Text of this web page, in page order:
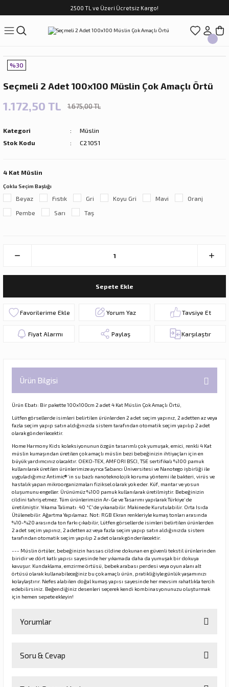
2500 TL ve Üzeri Ücretsiz Kargo!
Geri Dön
Takımları
Takımları
Geri Dön
Geri Dön
Geri Dön
Geri Dön
Geri Dön
Geri Dön
%30
Seçmeli 2 Adet 100x100 Müslin Çok Amaçlı Örtü
1.172,50 TL 1.675,00 TL
Kategori
Müslin
Stok Kodu
C21051
4 Kat Müslin
Çoklu Seçim Başlığı
Beyaz Fıstık Gri Koyu Gri Mavi
Oranj
Pembe
Sarı Taş
Sepete Ekle
Yorum Yaz Tavsiye Et
Fiyat Alarmı Paylaş Karşılaştır
Ürün Bilgisi
Ürün Ebatı: Bir pakette 100x100cm 2 adet 4 Kat Müslin Çok Amaçlı Örtü,
Lütfen görsellerde isimleri belirtilen ürünlerden 2 adet seçim yapınız, 2 adetten az veya
fazla seçim yapıp satın aldığınızda sistem tarafından otomatik seçim yapılıp 2 adet
olarak gönderilecektir.
Home Harmony Kids koleksiyonunun özgün tasarımlı çok yumuşak, emici, renkli 4 Kat
müslin kumaşından üretilen çok amaçlı müslin bezi bebeğinizin ihtiyaçları için en
büyük yardımcınız olacaktır. OEKO-TEX, AMFORI BSCI, TSE sertifikalı %100 pamuk
kullanılarak üretilen ürünlerimize ayrıca Sabancı Üniversitesi ve Nanotego işbirliği ile
uyguladığımız Antimic®️’in su bazlı nanoteknolojik koruma yöntemi ile bakteri, virüs ve
hastalık yapan mikroorganizmaları fiziksel olarak yok eder. Küf, mantar ve yosun
oluşumunu engeller. Ürünümüz %100 pamuk kullanılarak üretilmiştir. Bebeğinizin
cildini tahriş etmez. Tüm ürünlerimizin Ar-Ge ve Tasarımı yapılarak Türkiye’de
üretilmiştir. Yıkama Talimatı: 40 °C'de yıkanabilir. Makinede Kurutulabilir. Orta Isıda
Ütülenebilir. Ağartma Yapılamaz. Not: RGB Ekran renkleriyle kumaş tonları arasında
%10-%20 arasında ton farkı çıkabilir, Lütfen görsellerde isimleri belirtilen ürünlerden
2 adet seçim yapınız, 2 adetten az veya fazla seçim yapıp satın aldığınızda sistem
tarafından otomatik seçim yapılıp 2 adet olarak gönderilecektir.
--- Müslin örtüler, bebeğinizin hassas cildine dokunan en güvenli tekstil ürünlerinden
biridir ve dört katlı yapısı sayesinde her yıkamada daha da yumuşak bir dokuya
kavuşur. Kundaklama, emzirme örtüsü, bebek arabası perdesi veya oyun alanı alt
örtüsü olarak kullanabileceğiniz bu çok amaçlı ürün, pratikliğiyle günlük yaşamınızı
kolaylaştırır. Nefes alabilen doğal kumaş yapısı sayesinde her mevsim rahatlıkla tercih
edebilirsiniz. Beğendiğiniz desenleri seçerek kendi kombinasyonunuzu oluşturmak
için hemen sepete ekleyin!
Yorumlar
Soru & Cevap